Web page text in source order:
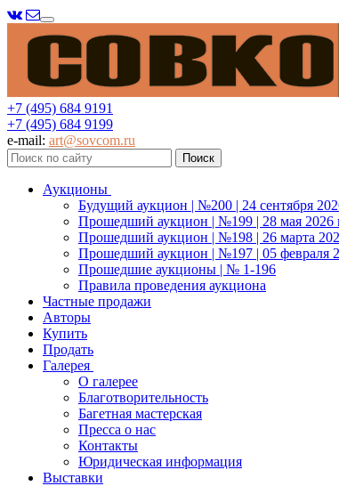
Меню
+7 (495) 684 9191
+7 (495) 684 9199
e-mail: art@sovcom.ru
Аукционы
Будущий аукцион | №200 | 24 сентября
Прошедший аукцион | №199 | 28 мая 2026
Прошедший аукцион | №198 | 26 марта
Прошедший аукцион | №197 | 05 февраля
Прошедшие аукционы | № 1-196
Правила проведения аукциона
Частные продажи
Авторы
Купить
Продать
Галерея
О галерее
Благотворительность
Багетная мастерская
Пресса о нас
Контакты
Юридическая информация
Выставки